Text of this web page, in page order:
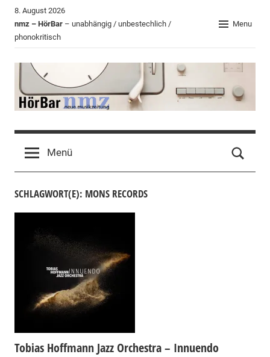
Zum
Inhalt
springen
8. August 2026
nmz – HörBar – unabhängig / unbestechlich /
phonokritisch
Menu
HörBar
der
nmz
Menü
SCHLAGWORT(E): MONS RECORDS
Tobias Hoffmann Jazz Orchestra – Innuendo